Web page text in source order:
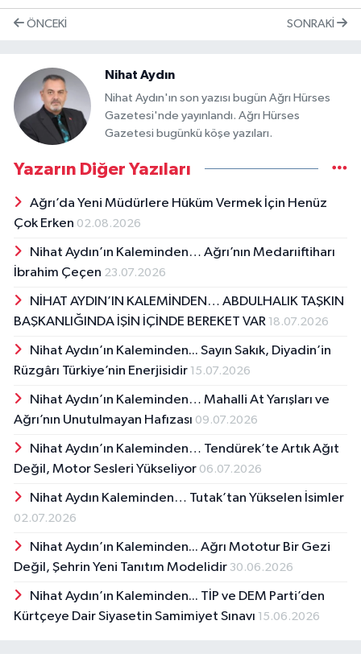
ÖNCEKI SONRAKI
Nihat Aydın
Nihat Aydın'ın son yazısı bugün Ağrı Hürses
Gazetesi'nde yayınlandı. Ağrı Hürses
Gazetesi bugünkü köşe yazıları.
Yazarın Diğer Yazıları
Ağrı’da Yeni Müdürlere Hüküm Vermek İçin Henüz
Çok Erken 02.08.2026
Nihat Aydın’ın Kaleminden… Ağrı’nın Medarıiftiharı
İbrahim Çeçen 23.07.2026
NİHAT AYDIN’IN KALEMİNDEN… ABDULHALIK TAŞKIN
BAŞKANLIĞINDA İŞİN İÇİNDE BEREKET VAR 18.07.2026
Nihat Aydın’ın Kaleminden... Sayın Sakık, Diyadin’in
Rüzgârı Türkiye’nin Enerjisidir 15.07.2026
Nihat Aydın’ın Kaleminden… Mahalli At Yarışları ve
Ağrı’nın Unutulmayan Hafızası 09.07.2026
Nihat Aydın’ın Kaleminden… Tendürek’te Artık Ağıt
Değil, Motor Sesleri Yükseliyor 06.07.2026
Nihat Aydın Kaleminden… Tutak’tan Yükselen İsimler
02.07.2026
Nihat Aydın’ın Kaleminden... Ağrı Mototur Bir Gezi
Değil, Şehrin Yeni Tanıtım Modelidir 30.06.2026
Nihat Aydın’ın Kaleminden... TİP ve DEM Parti’den
Kürtçeye Dair Siyasetin Samimiyet Sınavı 15.06.2026